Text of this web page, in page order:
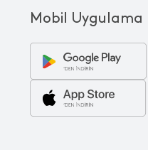
Mobil Uygulama